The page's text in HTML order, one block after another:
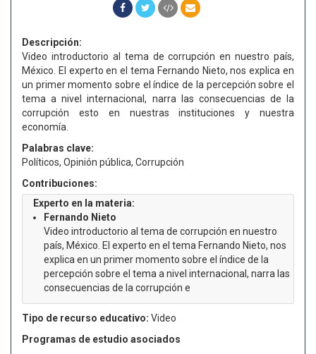
Descripción:
Video introductorio al tema de corrupción en nuestro país,
México. El experto en el tema Fernando Nieto, nos explica en
un primer momento sobre el índice de la percepción sobre el
tema a nivel internacional, narra las consecuencias de la
corrupción esto en nuestras instituciones y nuestra
economía.
Palabras clave:
Políticos, Opinión pública, Corrupción
Contribuciones:
Experto en la materia:
Fernando Nieto
Video introductorio al tema de corrupción en nuestro
país, México. El experto en el tema Fernando Nieto, nos
explica en un primer momento sobre el índice de la
percepción sobre el tema a nivel internacional, narra las
consecuencias de la corrupción e
Tipo de recurso educativo: Video
Programas de estudio asociados